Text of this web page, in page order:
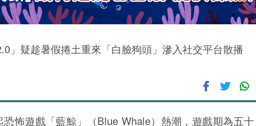
」疑趁暑假捲土重來「白臉狗頭」滲入社交平台散播
怖遊戲「藍鯨」（Blue Whale）熱潮，遊戲期為五十